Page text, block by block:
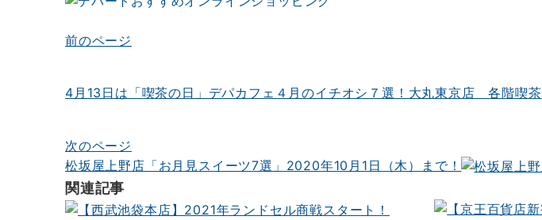
投
ナ
ゲ
ー
シ
前のページ
4月13日は「喫茶の日」デパカフェ４月のイチオシ７選！大丸東京店 各階喫茶
次のページ
松坂屋上野店「お月見スイーツ7選」2020年10月1日（木）まで！
関連記事